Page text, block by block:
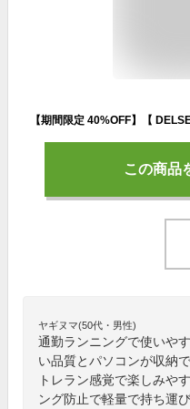
この商品
ヤギヌマ(50代・男性)
通勤ランニングで使いや
い品質とパソコンが収納
トレラン感覚で楽しみや
ング防止で軽量で持ち運